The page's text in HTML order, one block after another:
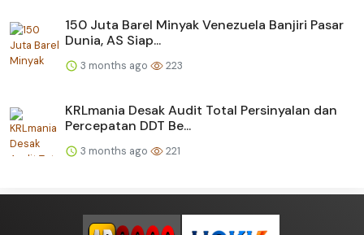
150 Juta Barel Minyak Venezuela Banjiri Pasar
Dunia, AS Siap...
3 months ago 223
KRLmania Desak Audit Total Persinyalan dan
Percepatan DDT Be...
3 months ago 221